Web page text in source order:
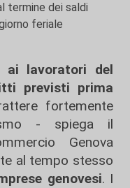
termine dei saldi
feriale
ai lavoratori del
previsti prima
fortemente
- spiega il
Genova
al tempo stesso
genovesi. I